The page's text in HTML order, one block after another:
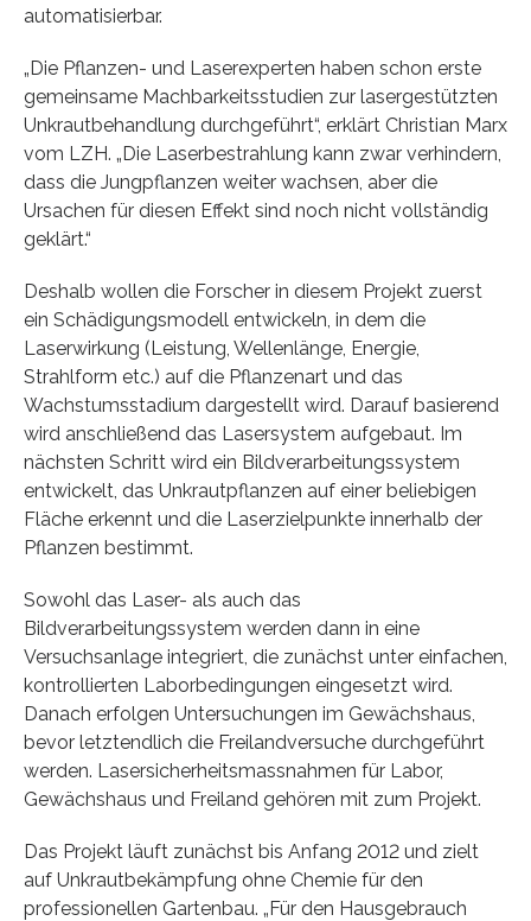
automatisierbar.
„Die Pflanzen- und Laserexperten haben schon erste
gemeinsame Machbarkeitsstudien zur lasergestützten
Unkrautbehandlung durchgeführt“, erklärt Christian Marx
vom LZH. „Die Laserbestrahlung kann zwar verhindern,
dass die Jungpflanzen weiter wachsen, aber die
Ursachen für diesen Effekt sind noch nicht vollständig
geklärt.“
Deshalb wollen die Forscher in diesem Projekt zuerst
ein Schädigungsmodell entwickeln, in dem die
Laserwirkung (Leistung, Wellenlänge, Energie,
Strahlform etc.) auf die Pflanzenart und das
Wachstumsstadium dargestellt wird. Darauf basierend
wird anschließend das Lasersystem aufgebaut. Im
nächsten Schritt wird ein Bildverarbeitungssystem
entwickelt, das Unkrautpflanzen auf einer beliebigen
Fläche erkennt und die Laserzielpunkte innerhalb der
Pflanzen bestimmt.
Sowohl das Laser- als auch das
Bildverarbeitungssystem werden dann in eine
Versuchsanlage integriert, die zunächst unter einfachen,
kontrollierten Laborbedingungen eingesetzt wird.
Danach erfolgen Untersuchungen im Gewächshaus,
bevor letztendlich die Freilandversuche durchgeführt
werden. Lasersicherheitsmassnahmen für Labor,
Gewächshaus und Freiland gehören mit zum Projekt.
Das Projekt läuft zunächst bis Anfang 2012 und zielt
auf Unkrautbekämpfung ohne Chemie für den
professionellen Gartenbau. „Für den Hausgebrauch